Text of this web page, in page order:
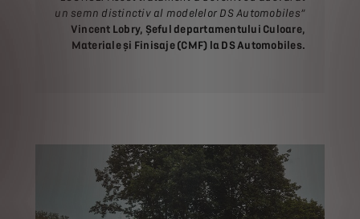
un semn distinctiv al modelelor DS Automobiles”
Vincent Lobry, Șeful departamentului Culoare,
Materiale și Finisaje (CMF) la DS Automobiles.